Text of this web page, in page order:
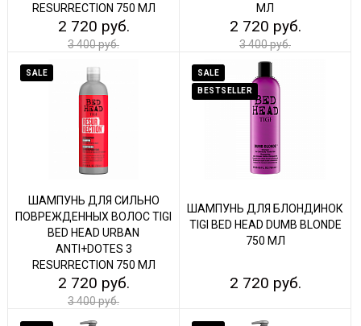
RESURRECTION 750 МЛ
2 720 руб.
3 400 руб.
МЛ
2 720 руб.
3 400 руб.
SALE
ШАМПУНЬ ДЛЯ СИЛЬНО
ПОВРЕЖДЕННЫХ ВОЛОС TIGI
BED HEAD URBAN
ANTI+DOTES 3
RESURRECTION 750 МЛ
2 720 руб.
3 400 руб.
SALE
BESTSELLER
ШАМПУНЬ ДЛЯ БЛОНДИНОК
TIGI BED HEAD DUMB BLONDE
750 МЛ
2 720 руб.